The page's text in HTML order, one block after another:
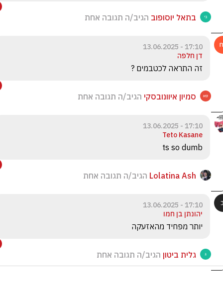
בתאל יוסופוב הגיב/ה תגובה אחת
17:10 - 13.06.2025
דן חלפה
זה התראה לכטבמים ?
סמיון איוונובסקי הגיב/ה תגובה אחת
17:10 - 13.06.2025
Teto Kasane
ts so dumb
Lolatina Ash הגיב/ה תגובה אחת
17:10 - 13.06.2025
יהונתן בן חמו
יותר מפחיד מהאזעקה
גלית ביטון הגיב/ה תגובה אחת